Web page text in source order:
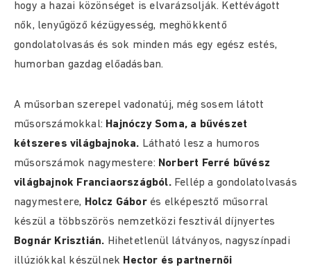
hogy a hazai közönséget is elvarázsolják. Kettévágott
nők, lenyűgöző kézügyesség, meghökkentő
gondolatolvasás és sok minden más egy egész estés,
humorban gazdag előadásban.
A műsorban szerepel vadonatúj, még sosem látott
műsorszámokkal: Hajnóczy Soma, a bűvészet
kétszeres világbajnoka. Látható lesz a humoros
műsorszámok nagymestere: Norbert Ferré bűvész
világbajnok Franciaországból.Fellép a gondolatolvasás
nagymestere, Holcz Gáborés elképesztő műsorral
készül a többszörös nemzetközi fesztivál díjnyertes
Bognár Krisztián. Hihetetlenül látványos, nagyszínpadi
illúziókkal készülnek Hector és partnernői